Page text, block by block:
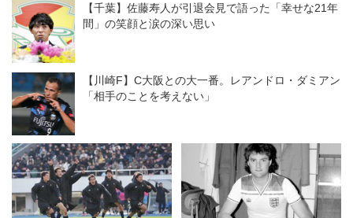
【千葉】佐藤寿人が引退会見で語った「幸せな21年
間」の笑顔と涙の深い思い
【川崎F】C大阪との大一番。レアンドロ・ダミアン
「相手のことを考えない」